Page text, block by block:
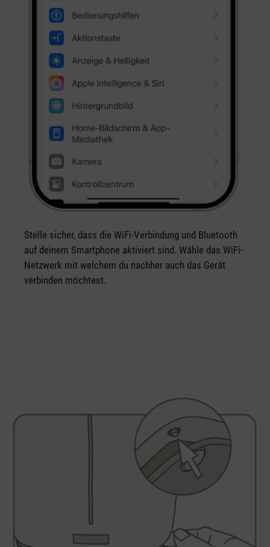
Stelle sicher, dass die WiFi-Verbindung und Bluetooth
auf deinem Smartphone aktiviert sind. Wähle das WiFi-
Netzwerk mit welchem du nachher auch das Gerät
verbinden möchtest.